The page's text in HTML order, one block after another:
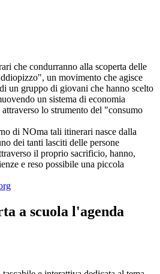
che condurranno alla scoperta delle
un movimento che agisce
un gruppo di giovani che hanno scelto
un sistema di economia
lo strumento del "consumo
di NOma tali itinerari nasce dalla
dei tanti lasciti delle persone
il proprio sacrificio, hanno,
e reso possibile una piccola
a scuola l'agenda